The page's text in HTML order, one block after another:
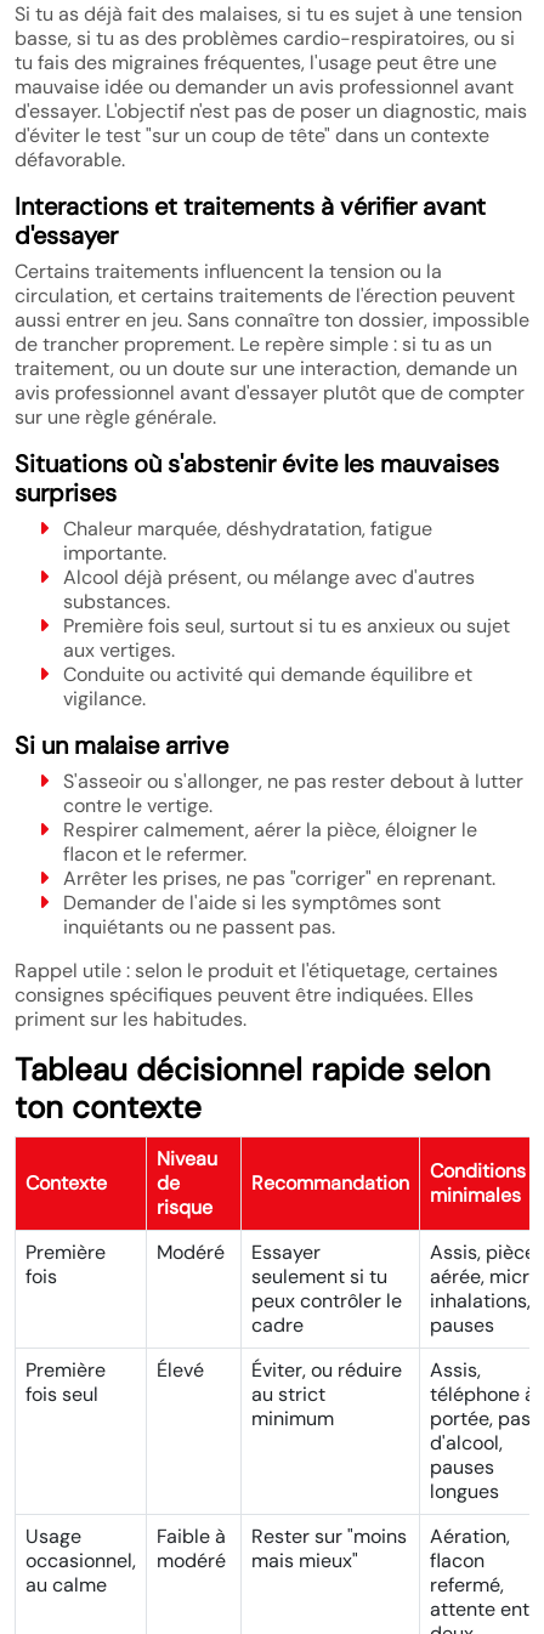
Si tu as déjà fait des malaises, si tu es sujet à une tension
basse, si tu as des problèmes cardio-respiratoires, ou si
tu fais des migraines fréquentes, l'usage peut être une
mauvaise idée ou demander un avis professionnel avant
d'essayer. L'objectif n'est pas de poser un diagnostic, mais
d'éviter le test "sur un coup de tête" dans un contexte
défavorable.
Interactions et traitements à vérifier avant
d'essayer
Certains traitements influencent la tension ou la
circulation, et certains traitements de l'érection peuvent
aussi entrer en jeu. Sans connaître ton dossier, impossible
de trancher proprement. Le repère simple : si tu as un
traitement, ou un doute sur une interaction, demande un
avis professionnel avant d'essayer plutôt que de compter
sur une règle générale.
Situations où s'abstenir évite les mauvaises
surprises
Chaleur marquée, déshydratation, fatigue
importante.
Alcool déjà présent, ou mélange avec d'autres
substances.
Première fois seul, surtout si tu es anxieux ou sujet
aux vertiges.
Conduite ou activité qui demande équilibre et
vigilance.
Si un malaise arrive
S'asseoir ou s'allonger, ne pas rester debout à lutter
contre le vertige.
Respirer calmement, aérer la pièce, éloigner le
flacon et le refermer.
Arrêter les prises, ne pas "corriger" en reprenant.
Demander de l'aide si les symptômes sont
inquiétants ou ne passent pas.
Rappel utile : selon le produit et l'étiquetage, certaines
consignes spécifiques peuvent être indiquées. Elles
priment sur les habitudes.
Tableau décisionnel rapide selon
ton contexte
Contexte
Niveau
de
risque
Recommandation
Conditions
minimales
Première
fois
Modéré
Essayer
seulement si tu
peux contrôler le
cadre
Assis, pièce
aérée,
inhalations,
pauses
Première
fois seul
Élevé
Éviter, ou réduire
au strict
minimum
Assis,
téléphone à
portée, pas
d'alcool,
pauses
longues
Usage
occasionnel,
au calme
Faible à
modéré
Rester sur "moins
mais mieux"
Aération,
flacon
refermé,
attente